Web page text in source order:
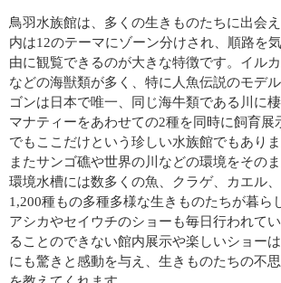
鳥羽水族館は、多くの生きものたちに出会
内は12のテーマにゾーン分けされ、順路を
由に観覧できるのが大きな特徴です。イル
などの海獣類が多く、特に人魚伝説のモデ
ゴンは日本で唯一、同じ海牛類である川に
マナティーをあわせての2種を同時に飼育展
でもここだけという珍しい水族館でもありま
またサンゴ礁や世界の川などの環境をその
環境水槽には数多くの魚、クラゲ、カエル
1,200種もの多種多様な生きものたちが暮ら
アシカやセイウチのショーも毎日行われて
ることのできない館内展示や楽しいショー
にも驚きと感動を与え、生きものたちの不